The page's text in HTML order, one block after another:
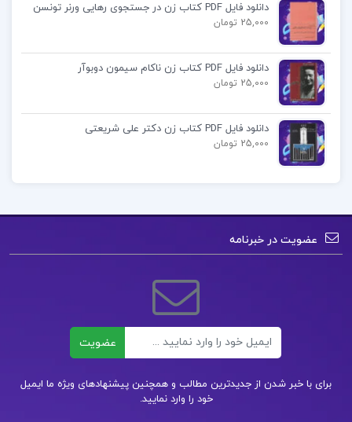
نوزادان میترا ذوالفقاری:
دکتر میترا ذوالفقاری استاد دانشکده پزشکی مرکز تحقیقات
مراقبت‌های پرستاری و مامایی دانشگاه علوم پزشکی تهران
است. او در زمینه‌های مختلف پرستاری و بهداشت مادران
و نوزادان فعالیت دارد و تعدادی مقاله و کتاب در این
زمینه دارد. تجربه‌های عملی و تحقیقاتی او، به ارائه
محتوای کتاب‌هایش کمک کرده است.
نوزادان میترا ذوالفقاری:
فصل 1 : کلیات پرستاری و بهداشت مادران و
فصل 2 : آناتومی و فیزیولوژی دستگاه تناسلی
دانلود فایل PDF کتاب زن در جستجوی رهایی ورنر تونسن
25,000 تومان
دانلود فایل PDF کتاب زن ناکام سیمون دوبوآر
25,000 تومان
دانلود فایل PDF کتاب زن دکتر علی شریعتی
25,000 تومان
عضویت در خبرنامه
عضویت
برای با خبر شدن از جدیدترین مطالب و همچنین پیشنهادهای ویژه ما ایمیل
خود را وارد نمایید.